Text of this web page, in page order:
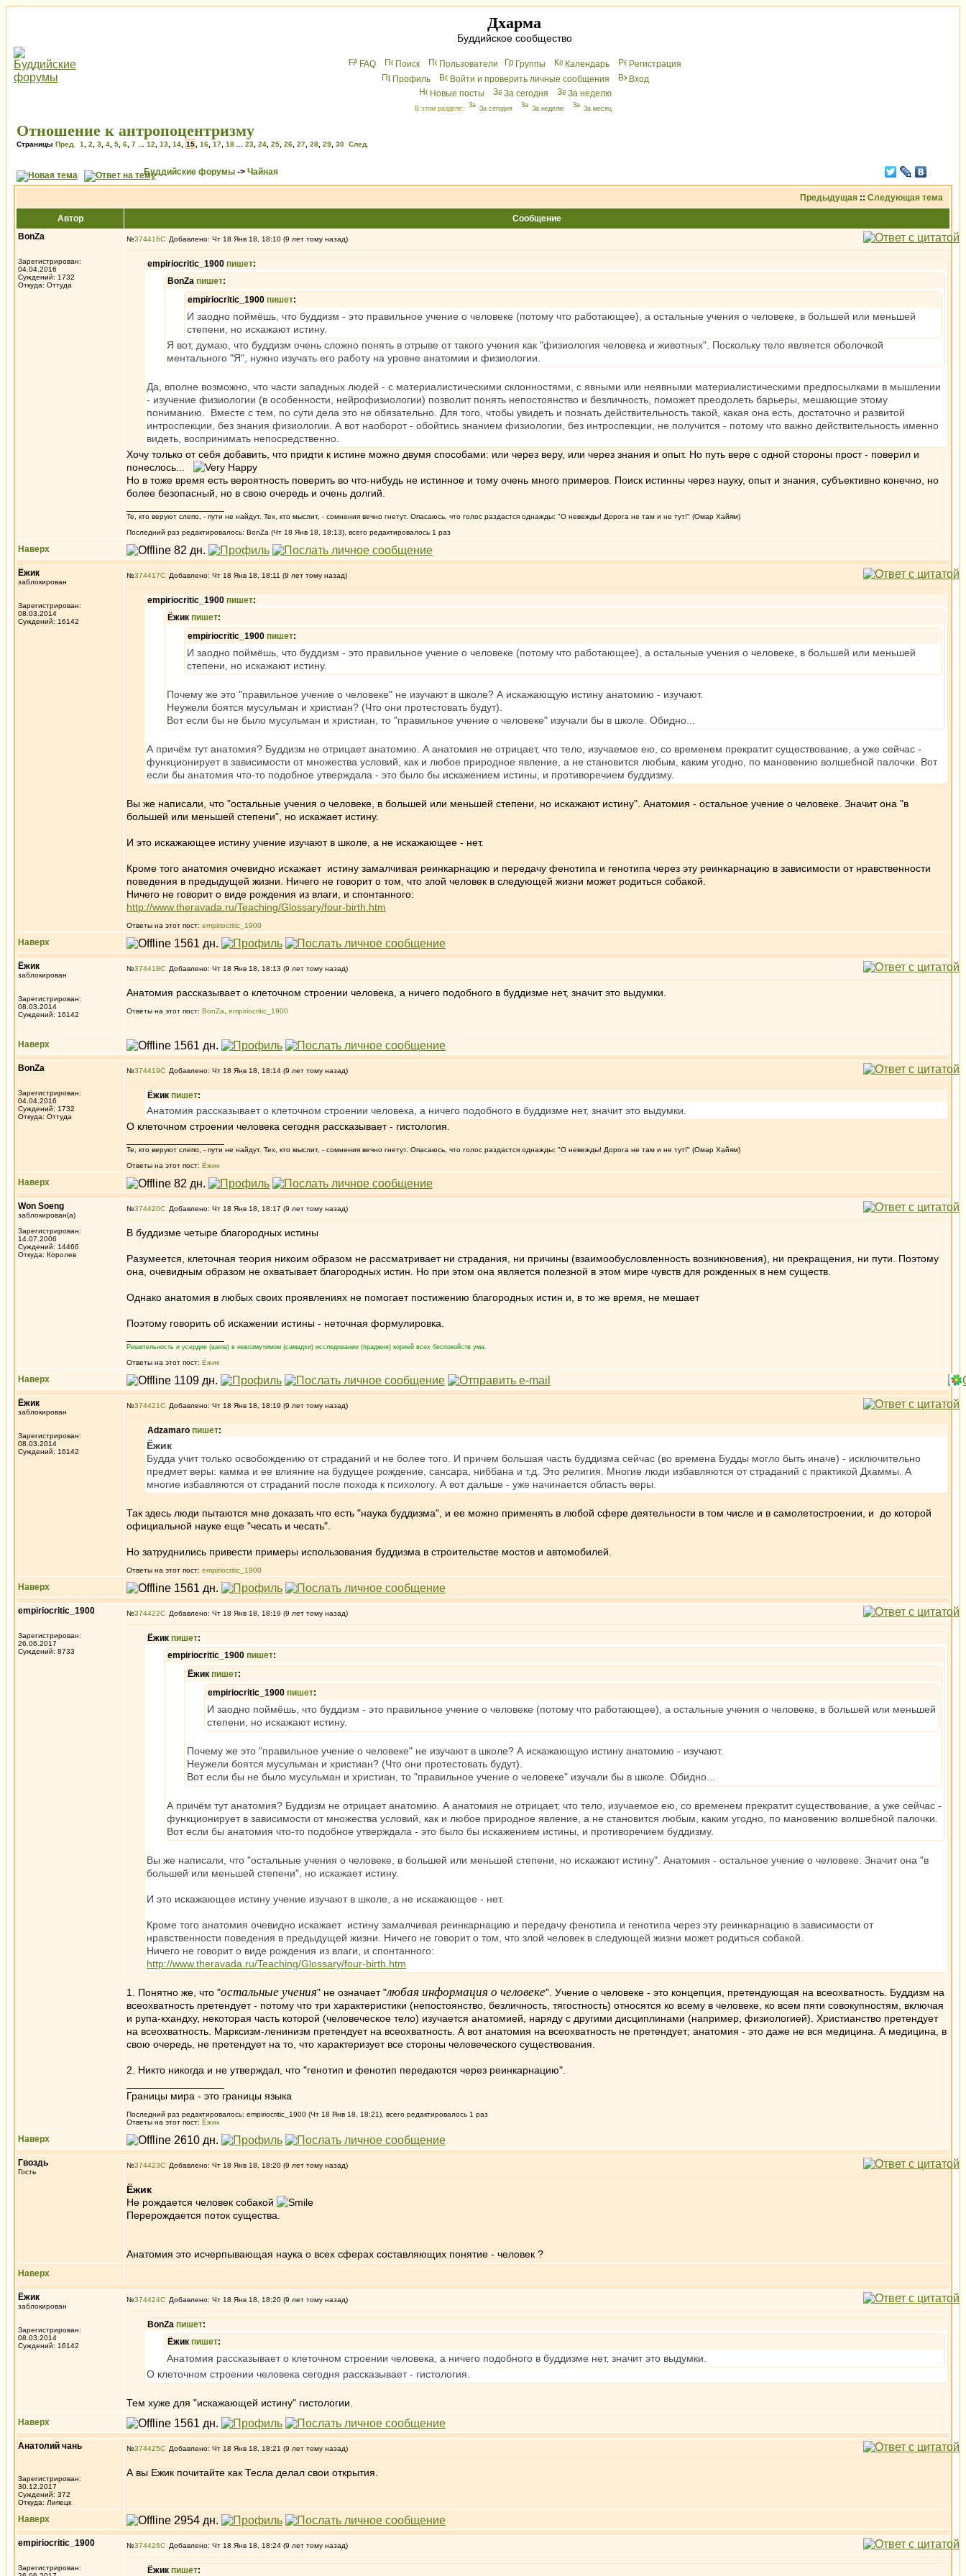
Дхарма
Буддийское сообщество
FAQ Поиск Пользователи Группы Календарь
Peгиcтрaция
Профиль
Войти и проверить личные сообщения
Вхoд
Новые посты
За сегодня За неделю
В этом разделе: За сегодня За неделю За месяц
Отношение к антропоцентризму
Страницы Пред. 1 2 3 4 5 6 7 12 13 14 15 16 17 18 23 24 25 26 27 28 29 30 След.
Буддийские форумы -> Чайная
Предыдущая :: Следующая тема
Автор
Сообщение
BonZa
Зарегистрирован:
04.04.2016
Суждений: 1732
Откуда: Oттyдa
№374416 Добавлено: Чт 18 Янв 18, 18:10 (9 лет тому назад)
empiriocritic_1900 пишет:
BonZa пишет:
empiriocritic_1900 пишет:
И заодно поймёшь, что буддизм - это правильное учение о человеке (потому что работающее), а остальные учения о человеке, в большей или меньшей
степени, но искажают истину.
Я вот, думаю, что буддизм очень сложно понять в отрыве от такого учения как "физиология человека и животных". Поскольку тело является оболочкой
ментального "Я", нужно изучать его работу на уровне анатомии и физиологии.
Да, вполне возможно, что части западных людей - с материалистическими склонностями, с явными или неявными материалистическими предпосылками в мышлении
- изучение физиологии (в особенности, нейрофизиологии) позволит понять непостоянство и безличность, поможет преодолеть барьеры, мешающие этому
пониманию. Вместе с тем, по сути дела это не обязательно. Для того, чтобы увидеть и познать действительность такой, какая она есть, достаточно и развитой
интроспекции, без знания физиологии. А вот наоборот - обойтись знанием физиологии, без интроспекции, не получится - потому что важно действительность именно
видеть, воспринимать непосредственно.
Хочу только от себя добавить, что придти к истине можно двумя способами: или через веру, или через знания и опыт. Но путь вере с одной стороны прост - поверил и
понеслось...
Но в тоже время есть вероятность поверить во что-нибудь не истинное и тому очень много примеров. Поиск истинны через науку, опыт и знания, субъективно конечно, но
более безопасный, но в свою очередь и очень долгий.
Те, кто веруют слепо, - пути не найдут. Тех, кто мыслит, - сомнения вечно гнетут. Опасаюсь, что голос раздастся однажды: "О невежды! Дорога не там и не тут!" (Омар Хайям)
Последний раз редактировалось: BonZa (Чт 18 Янв 18, 18:13), всего редактировалось 1 раз
Наверх
Ёжик
заблокирован
Зарегистрирован:
08.03.2014
Суждений: 16142
№374417 Добавлено: Чт 18 Янв 18, 18:11 (9 лет тому назад)
empiriocritic_1900 пишет:
Ёжик пишет:
empiriocritic_1900 пишет:
И заодно поймёшь, что буддизм - это правильное учение о человеке (потому что работающее), а остальные учения о человеке, в большей или меньшей
степени, но искажают истину.
Почему же это "правильное учение о человеке" не изучают в школе? А искажающую истину анатомию - изучают.
Неужели боятся мусульман и христиан? (Что они протестовать будут).
Вот если бы не было мусульман и христиан, то "правильное учение о человеке" изучали бы в школе. Обидно...
А причём тут анатомия? Буддизм не отрицает анатомию. А анатомия не отрицает, что тело, изучаемое ею, со временем прекратит существование, а уже сейчас -
функционирует в зависимости от множества условий, как и любое природное явление, а не становится любым, каким угодно, по мановению волшебной палочки. Вот
если бы анатомия что-то подобное утверждала - это было бы искажением истины, и противоречием буддизму.
Вы же написали, что "остальные учения о человеке, в большей или меньшей степени, но искажают истину". Анатомия - остальное учение о человеке. Значит она "в
большей или меньшей степени", но искажает истину.
И это искажающее истину учение изучают в школе, а не искажающее - нет.
Кроме того анатомия очевидно искажает истину замалчивая реинкарнацию и передачу фенотипа и генотипа через эту реинкарнацию в зависимости от нравственности
поведения в предыдущей жизни. Ничего не говорит о том, что злой человек в следующей жизни может родиться собакой.
Ничего не говорит о виде рождения из влаги, и спонтанного:
http://www.theravada.ru/Teaching/Glossary/four-birth.htm
Ответы на этот пост: empiriocritic_1900
Наверх
Ёжик
заблокирован
Зарегистрирован:
08.03.2014
Суждений: 16142
№374418 Добавлено: Чт 18 Янв 18, 18:13 (9 лет тому назад)
Анатомия рассказывает о клеточном строении человека, а ничего подобного в буддизме нет, значит это выдумки.
Ответы на этот пост: BonZa empiriocritic_1900
Наверх
BonZa
Зарегистрирован:
04.04.2016
Суждений: 1732
Откуда: Oттyдa
№374419 Добавлено: Чт 18 Янв 18, 18:14 (9 лет тому назад)
Ёжик пишет:
Анатомия рассказывает о клеточном строении человека, а ничего подобного в буддизме нет, значит это выдумки.
О клеточном строении человека сегодня рассказывает - гистология.
Те, кто веруют слепо, - пути не найдут. Тех, кто мыслит, - сомнения вечно гнетут. Опасаюсь, что голос раздастся однажды: "О невежды! Дорога не там и не тут!" (Омар Хайям)
Ответы на этот пост: Ёжик
Наверх
Won Soeng
заблокирован(а)
Зарегистрирован:
14.07.2006
Суждений: 14466
Откуда: Королев
№374420 Добавлено: Чт 18 Янв 18, 18:17 (9 лет тому назад)
В буддизме четыре благородных истины
Разумеется, клеточная теория никоим образом не рассматривает ни страдания, ни причины (взаимообусловленность возникновения), ни прекращения, ни пути. Поэтому
она, очевидным образом не охватывает благородных истин. Но при этом она является полезной в этом мире чувств для рожденных в нем существ.
Однако анатомия в любых своих проявлениях не помогает постижению благородных истин и, в то же время, не мешает
Поэтому говорить об искажении истины - неточная формулировка.
Решительность и усердие (шила) в невозмутимом (самадхи) исследовании (праджня) корней всех беспокойств ума.
Ответы на этот пост: Ёжик
Наверх
Ёжик
заблокирован
Зарегистрирован:
08.03.2014
Суждений: 16142
№374421 Добавлено: Чт 18 Янв 18, 18:19 (9 лет тому назад)
Adzamaro пишет:
Ёжик
Будда учит только освобождению от страданий и не более того. И причем большая часть буддизма сейчас (во времена Будды могло быть иначе) - исключительно
предмет веры: камма и ее влияние на будущее рождение, сансара, ниббана и т.д. Это религия. Многие люди избавляются от страданий с практикой Дхаммы. А
многие избавляются от страданий после похода к психологу. А вот дальше - уже начинается область веры.
Так здесь люди пытаются мне доказать что есть "наука буддизма", и ее можно применять в любой сфере деятельности в том числе и в самолетостроении, и до которой
официальной науке еще "чесать и чесать".
Но затруднились привести примеры использования буддизма в строительстве мостов и автомобилей.
Ответы на этот пост: empiriocritic_1900
Наверх
empiriocritic_1900
Зарегистрирован:
26.06.2017
Суждений: 8733
№374422 Добавлено: Чт 18 Янв 18, 18:19 (9 лет тому назад)
Ёжик пишет:
empiriocritic_1900 пишет:
Ёжик пишет:
empiriocritic_1900 пишет:
И заодно поймёшь, что буддизм - это правильное учение о человеке (потому что работающее), а остальные учения о человеке, в большей или меньшей
степени, но искажают истину.
Почему же это "правильное учение о человеке" не изучают в школе? А искажающую истину анатомию - изучают.
Неужели боятся мусульман и христиан? (Что они протестовать будут).
Вот если бы не было мусульман и христиан, то "правильное учение о человеке" изучали бы в школе. Обидно...
А причём тут анатомия? Буддизм не отрицает анатомию. А анатомия не отрицает, что тело, изучаемое ею, со временем прекратит существование, а уже сейчас -
функционирует в зависимости от множества условий, как и любое природное явление, а не становится любым, каким угодно, по мановению волшебной палочки.
Вот если бы анатомия что-то подобное утверждала - это было бы искажением истины, и противоречием буддизму.
Вы же написали, что "остальные учения о человеке, в большей или меньшей степени, но искажают истину". Анатомия - остальное учение о человеке. Значит она "в
большей или меньшей степени", но искажает истину.
И это искажающее истину учение изучают в школе, а не искажающее - нет.
Кроме того анатомия очевидно искажает истину замалчивая реинкарнацию и передачу фенотипа и генотипа через эту реинкарнацию в зависимости от
нравственности поведения в предыдущей жизни. Ничего не говорит о том, что злой человек в следующей жизни может родиться собакой.
Ничего не говорит о виде рождения из влаги, и спонтанного:
http://www.theravada.ru/Teaching/Glossary/four-birth.htm
1. Понятно же, что "остальные учения" не означает "любая информация о человеке". Учение о человеке - это концепция, претендующая на всеохватность. Буддизм на
всеохватность претендует - потому что три характеристики (непостоянство, безличность, тягостность) относятся ко всему в человеке, ко всем пяти совокупностям, включая
и рупа-кхандху, некоторая часть которой (человеческое тело) изучается анатомией, наряду с другими дисциплинами (например, физиологией). Христианство претендует
на всеохватность. Марксизм-ленинизм претендует на всеохватность. А вот анатомия на всеохватность не претендует; анатомия - это даже не вся медицина. А медицина, в
свою очередь, не претендует на то, что характеризует все стороны человеческого существования.
2. Никто никогда и не утверждал, что "генотип и фенотип передаются через реинкарнацию".
Границы мира - это границы языка
Последний раз редактировалось: empiriocritic_1900 (Чт 18 Янв 18, 18:21), всего редактировалось 1 раз
Ответы на этот пост: Ёжик
Наверх
Гвоздь
Гость
№374423 Добавлено: Чт 18 Янв 18, 18:20 (9 лет тому назад)
Ёжик
Не рождается человек собакой
Перерождается поток существа.
Анатомия это исчерпывающая наука о всех сферах составляющих понятие - человек ?
Наверх
Ёжик
заблокирован
Зарегистрирован:
08.03.2014
Суждений: 16142
№374424 Добавлено: Чт 18 Янв 18, 18:20 (9 лет тому назад)
BonZa пишет:
Ёжик пишет:
Анатомия рассказывает о клеточном строении человека, а ничего подобного в буддизме нет, значит это выдумки.
О клеточном строении человека сегодня рассказывает - гистология.
Тем хуже для "искажающей истину" гистологии.
Наверх
Анатолий чань
Зарегистрирован:
30.12.2017
Суждений: 372
Откуда: Липецк
№374425 Добавлено: Чт 18 Янв 18, 18:21 (9 лет тому назад)
А вы Ежик почитайте как Тесла делал свои открытия.
Наверх
empiriocritic_1900
Зарегистрирован:
№374426 Добавлено: Чт 18 Янв 18, 18:24 (9 лет тому назад)
Ёжик пишет: